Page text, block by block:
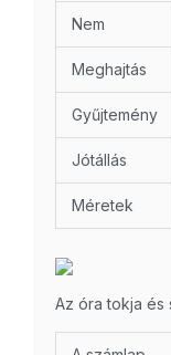
Nem
Meghajtás
Gyűjtemény
Jótállás
Méretek
Az óra tokja és